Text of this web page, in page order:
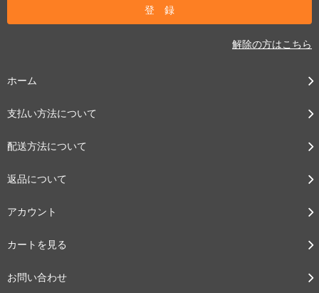
解除の方はこちら
ホーム
支払い方法について
配送方法について
返品について
アカウント
カートを見る
お問い合わせ